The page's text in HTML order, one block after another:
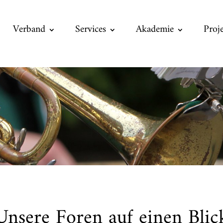
Verband Services Akademie